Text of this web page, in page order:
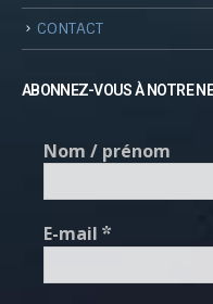
CONTACT
ABONNEZ-VOUS À NOTRE
Nom / prénom
E-mail *